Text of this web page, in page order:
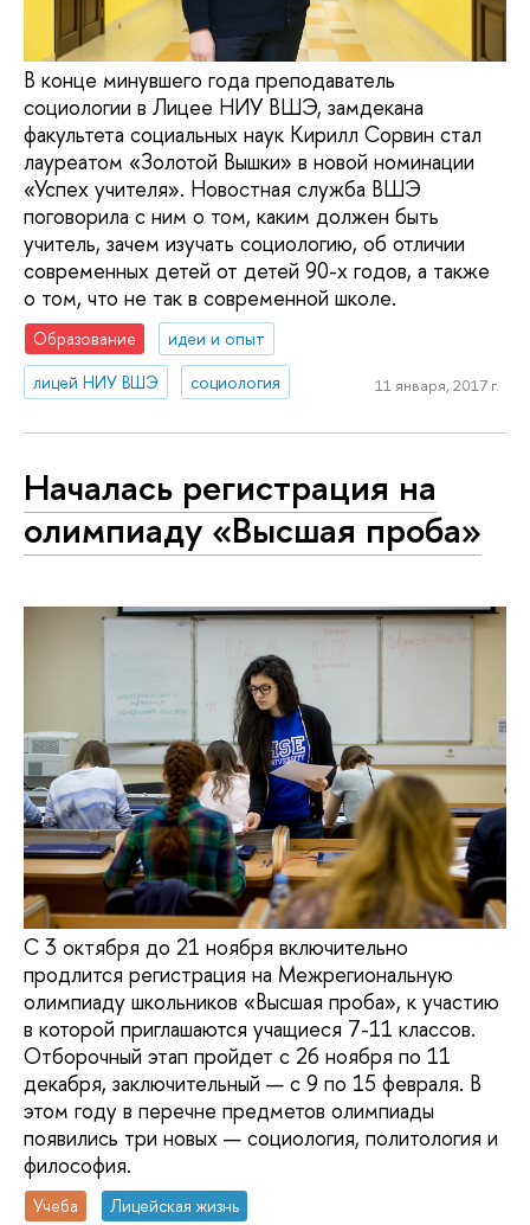
В конце минувшего года преподаватель
социологии в Лицее НИУ ВШЭ, замдекана
факультета социальных наук Кирилл Сорвин стал
лауреатом «Золотой Вышки» в новой номинации
«Успех учителя». Новостная служба ВШЭ
поговорила с ним о том, каким должен быть
учитель, зачем изучать социологию, об отличии
современных детей от детей 90-х годов, а также
о том, что не так в современной школе.
Образование
идеи и опыт
лицей НИУ ВШЭ
социология 11 января, 2017 г.
Началась регистрация на
олимпиаду «Высшая проба»
С 3 октября до 21 ноября включительно
продлится регистрация на Межрегиональную
олимпиаду школьников «Высшая проба», к участию
в которой приглашаются учащиеся 7-11 классов.
Отборочный этап пройдет с 26 ноября по 11
декабря, заключительный — с 9 по 15 февраля. В
этом году в перечне предметов олимпиады
появились три новых — социология, политология и
философия.
Учеба Лицейская жизнь